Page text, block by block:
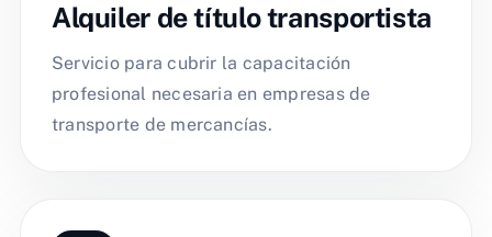
Alquiler de título transportista
Servicio para cubrir la capacitación
profesional necesaria en empresas de
transporte de mercancías.